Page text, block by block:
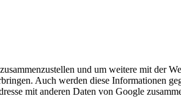
und um weitere mit der
Auch werden diese Informationen
mit anderen Daten von Google